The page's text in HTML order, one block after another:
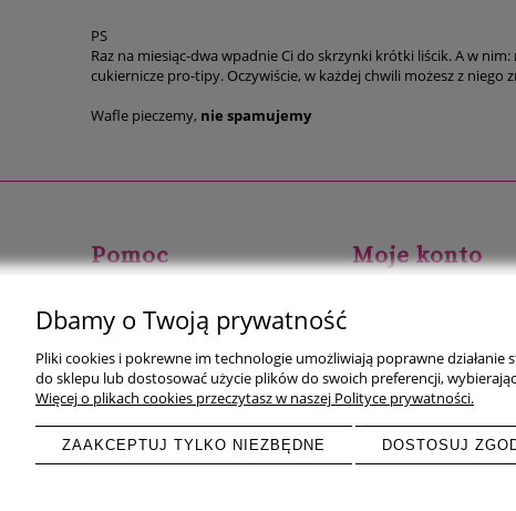
PS
Raz na miesiąc-dwa wpadnie Ci do skrzynki krótki liścik. A w
cukiernicze pro-tipy.
Wafle pieczemy, nie spamujemy
Pomoc
Regulaminy
Moje konto
Przechowalnia
Dbamy o Twoją prywatność
Pliki cookies i pokrewne im technologie umożliwiają poprawne
do sklepu lub dostosować użycie plików do swoich preferencji,
Więcej o plikach cookies przeczytasz w naszej Polityce prywatności.
ZAAKCEPTUJ TYLKO NIEZBĘDNE DOSTOSUJ